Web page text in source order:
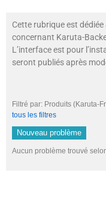
Cette rubrique est
concernant Karuta-
L’interface est pour
seront publiés après
Filtré par: Produits
tous les filtres
Nouveau problème
Aucun problème trouvé